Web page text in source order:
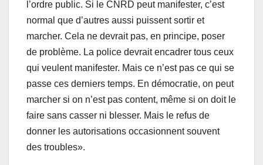
l’ordre public. Si le CNRD peut manifester, c’est
normal que d’autres aussi puissent sortir et
marcher. Cela ne devrait pas, en principe, poser
de problème. La police devrait encadrer tous ceux
qui veulent manifester. Mais ce n’est pas ce qui se
passe ces derniers temps. En démocratie, on peut
marcher si on n’est pas content, même si on doit le
faire sans casser ni blesser. Mais le refus de
donner les autorisations occasionnent souvent
des troubles».